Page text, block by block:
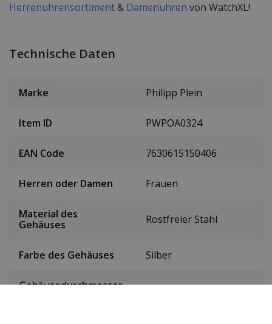
Herrenuhrensortiment& Damenuhren von WatchXL!
Technische Daten
Marke Philipp Plein
Item ID PWPOA0324
EAN Code 7630615150406
Herren oder Damen Frauen
Material des
Gehäuses
Rostfreier Stahl
Farbe des Gehäuses Silber
Gehäusedurchmesser